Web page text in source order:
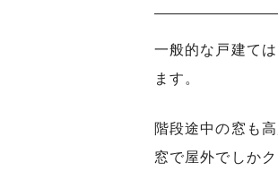
一般的な戸建て
ます。
階段途中の窓も
窓で屋外でしか